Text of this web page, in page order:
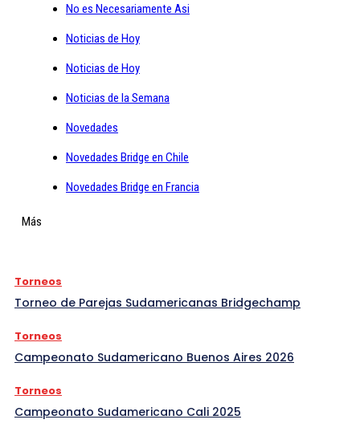
No es Necesariamente Asi
Noticias de Hoy
Noticias de Hoy
Noticias de la Semana
Novedades
Novedades Bridge en Chile
Novedades Bridge en Francia
Más
Torneos
Torneo de Parejas Sudamericanas Bridgechamp
Torneos
Campeonato Sudamericano Buenos Aires 2026
Torneos
Campeonato Sudamericano Cali 2025